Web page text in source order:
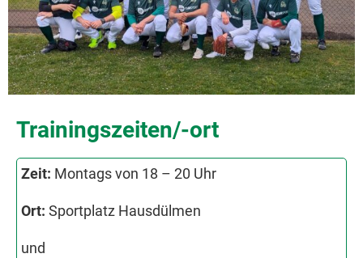
Trainingszeiten/-ort
Zeit: Montags von 18 – 20 Uhr
Ort: Sportplatz Hausdülmen
und